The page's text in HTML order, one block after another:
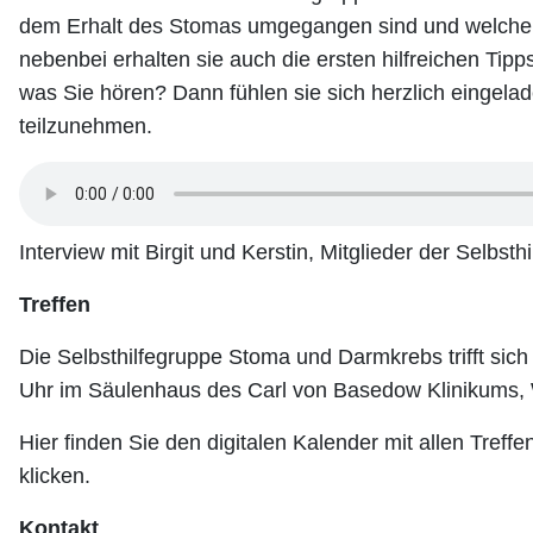
dem Erhalt des Stomas umgegangen sind und
nebenbei erhalten sie auch die ersten hilfreichen
was Sie hören? Dann fühlen sie sich herzlich
teilzunehmen.
Interview mit Birgit und Kerstin, Mitglieder der
Treffen
Die Selbsthilfegruppe Stoma und Darmkrebs trifft
Uhr im Säulenhaus des Carl von Basedow
Hier finden Sie den digitalen Kalender mit allen
klicken.